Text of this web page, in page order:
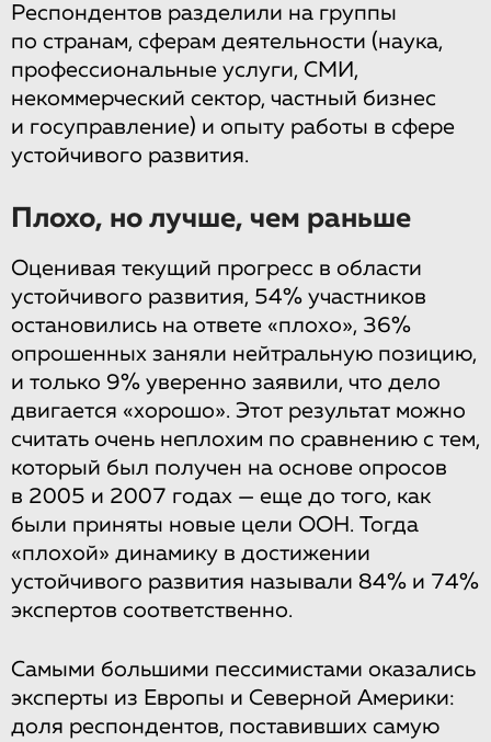
Респондентов разделили на группы
по странам, сферам деятельности (наука,
профессиональные услуги, СМИ,
некоммерческий сектор, частный бизнес
и госуправление) и опыту работы в сфере
устойчивого развития.
Плохо, но лучше, чем раньше
Оценивая текущий прогресс в области
устойчивого развития, 54% участников
остановились на ответе «плохо», 36%
опрошенных заняли нейтральную позицию,
и только 9% уверенно заявили, что дело
двигается «хорошо». Этот результат можно
считать очень неплохим по сравнению с тем,
который был получен на основе опросов
в 2005 и 2007 годах — еще до того, как
были приняты новые цели ООН. Тогда
«плохой» динамику в достижении
устойчивого развития называли 84% и 74%
экспертов соответственно.
Самыми большими пессимистами оказались
эксперты из Европы и Северной Америки:
доля респондентов, поставивших самую